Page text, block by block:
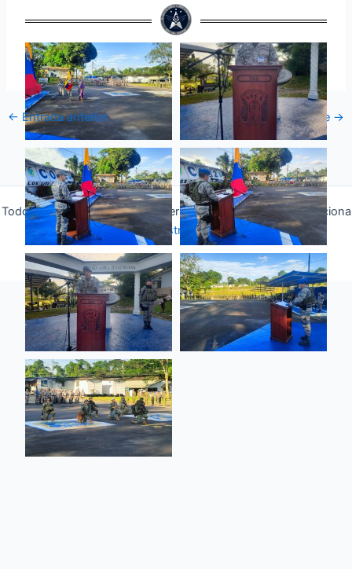
← Entrada anterior Entrada siguiente →
Todos los derechos © 2026 Fuerza Aérea Ecuatoriana | Funciona
gracias aTema Astra para WordPress